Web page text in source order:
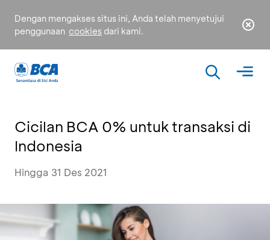
Dengan mengakses situs ini, Anda telah menyetujui
penggunaan cookies dari kami.
Cicilan BCA 0% untuk transaksi di
Indonesia
Hingga 31 Des 2021